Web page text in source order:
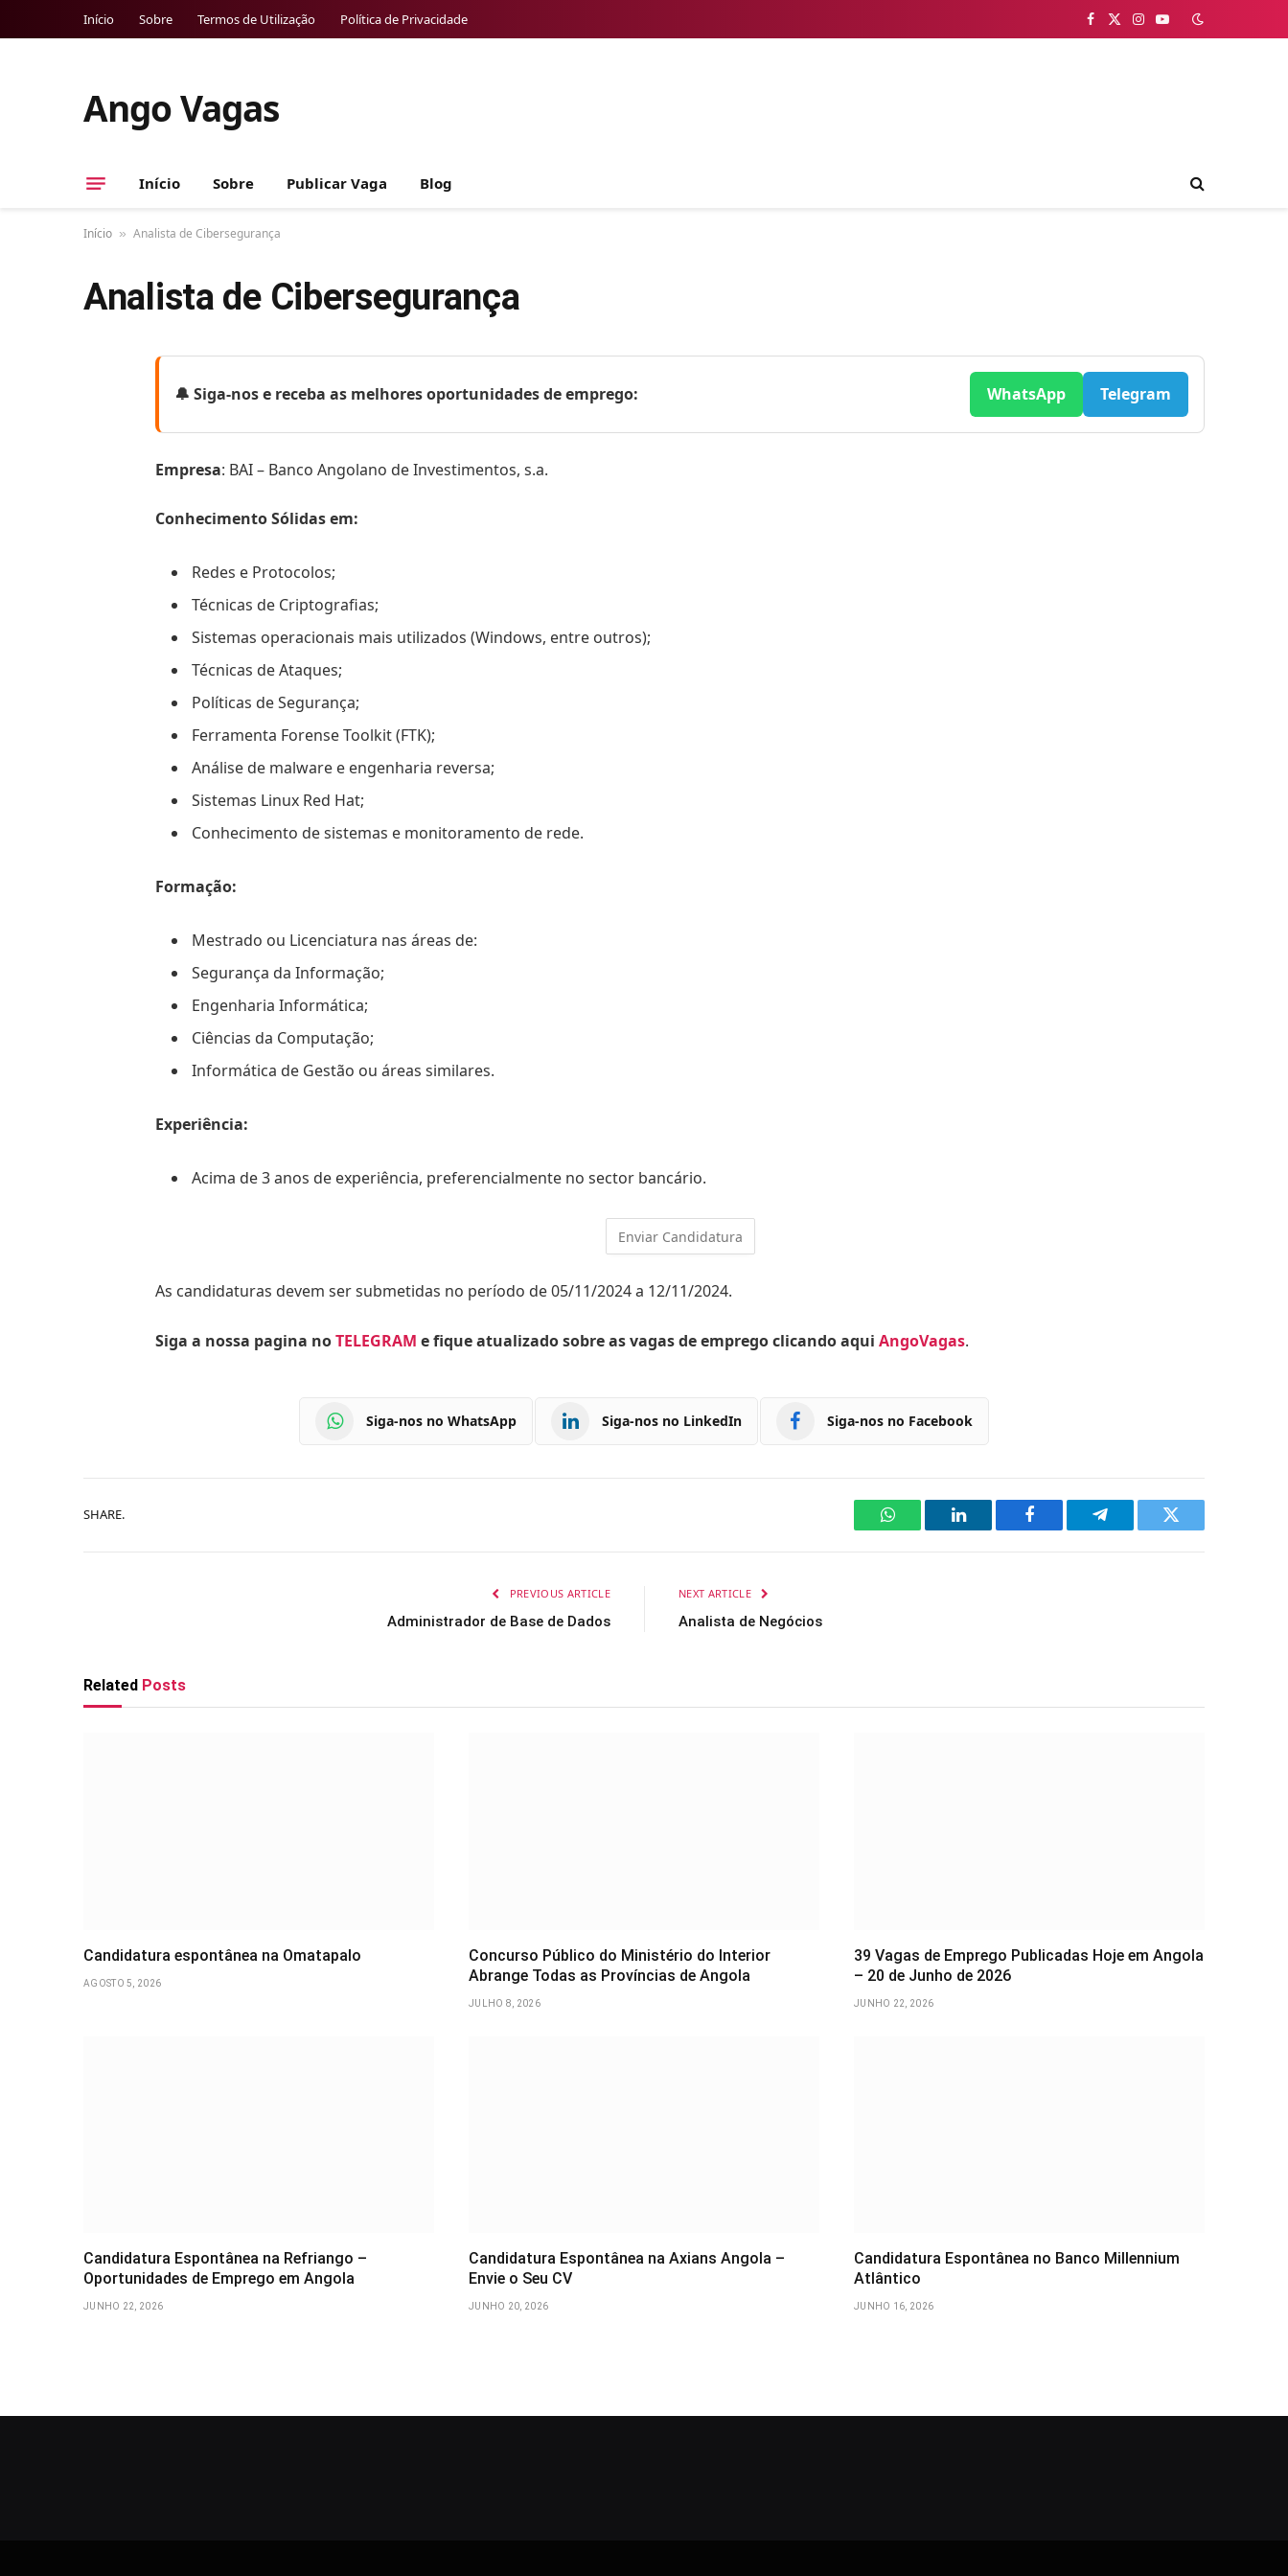
Início Sobre Termos de Utilização Política de Privacidade Facebook
X
Instagram
YouTube
Ango Vagas
Início Sobre Publicar Vaga Blog
Início » Analista de Cibersegurança
Analista de Cibersegurança
🔔 Siga-nos e receba as melhores oportunidades de emprego: WhatsApp Telegram
Empresa: BAI – Banco Angolano de Investimentos, s.a.
Conhecimento Sólidas em:
Redes e Protocolos;
Técnicas de Criptografias;
Sistemas operacionais mais utilizados (Windows, entre outros);
Técnicas de Ataques;
Políticas de Segurança;
Ferramenta Forense Toolkit (FTK);
Análise de malware e engenharia reversa;
Sistemas Linux Red Hat;
Conhecimento de sistemas e monitoramento de rede.
Formação:
Mestrado ou Licenciatura nas áreas de:
Segurança da Informação;
Engenharia Informática;
Ciências da Computação;
Informática de Gestão ou áreas similares.
Experiência:
Acima de 3 anos de experiência, preferencialmente no sector bancário.
As candidaturas devem ser submetidas no período de 05/11/2024 a 12/11/2024.
Siga a nossa pagina noTELEGRAM e fique atualizado sobre as vagas de emprego clicando aqui AngoVagas.
Siga-nos no WhatsApp Siga-nos no LinkedIn Siga-nos no Facebook
SHARE.
WhatsAppLinkedIn Facebook Telegram Twitter
PREVIOUS ARTICLE
Administrador de Base de Dados
NEXT ARTICLE
Analista de Negócios
Related Posts
Candidatura espontânea na Omatapalo
AGOSTO 5, 2026
Concurso Público do Ministério do Interior
Abrange Todas as Províncias de Angola
JULHO 8, 2026
39 Vagas de Emprego Publicadas Hoje em Angola
– 20 de Junho de 2026
JUNHO 22, 2026
Candidatura Espontânea na Refriango –
Oportunidades de Emprego em Angola
JUNHO 22, 2026
Candidatura Espontânea na Axians Angola –
Envie o Seu CV
JUNHO 20, 2026
Candidatura Espontânea no Banco Millennium
Atlântico
JUNHO 16, 2026